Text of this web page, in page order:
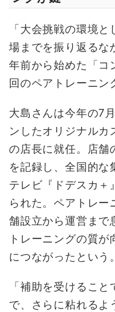
「大会挑戦の環境
場までを振り返るな
年前から始めた「コ
回のペアトレーニン
大島さんは今年の7
ンしたオリジナルカ
の店長に就任。店
を記録し、全国的な
テレビ『ドデスカ＋
られた。ペアトレ
舗設立から運営まで
トレーニングの質
につながったという。
「補助を受けるこ
で、さらに粘れるよ